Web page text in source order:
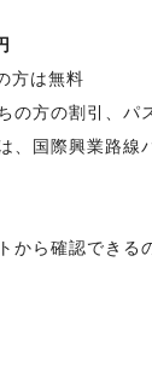
方は無料
の方の割引、パ
、国際興業路線
から確認できる